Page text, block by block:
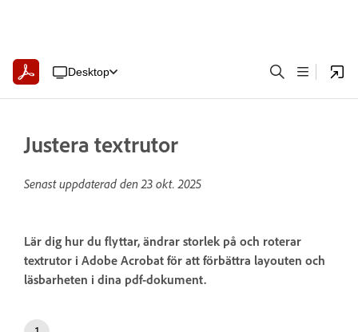
Desktop
Justera textrutor
Senast uppdaterad den23 okt. 2025
Lär dig hur du flyttar, ändrar storlek på och roterar
textrutor i Adobe Acrobat för att förbättra layouten och
läsbarheten i dina pdf-dokument.